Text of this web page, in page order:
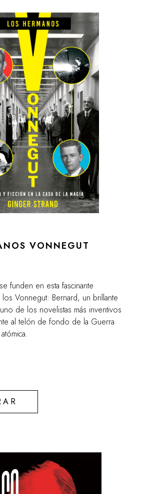
VONNEGUT
funden en esta fascinante
Vonnegut: Bernard, un brillante
de los novelistas más inventivos
al telón de fondo de la Guerra